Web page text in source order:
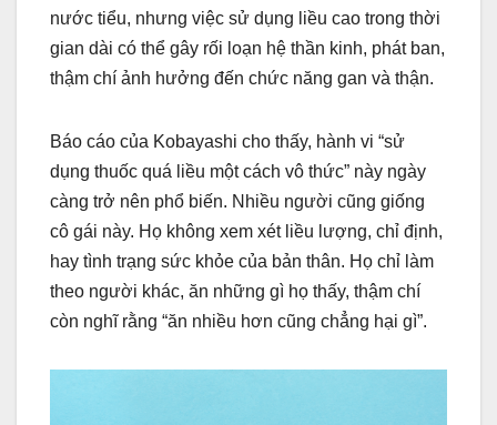
nước tiểu, nhưng việc sử dụng liều cao trong thời
gian dài có thể gây rối loạn hệ thần kinh, phát ban,
thậm chí ảnh hưởng đến chức năng gan và thận.
Báo cáo của Kobayashi cho thấy, hành vi “sử
dụng thuốc quá liều một cách vô thức” này ngày
càng trở nên phổ biến. Nhiều người cũng giống
cô gái này. Họ không xem xét liều lượng, chỉ định,
hay tình trạng sức khỏe của bản thân. Họ chỉ làm
theo người khác, ăn những gì họ thấy, thậm chí
còn nghĩ rằng “ăn nhiều hơn cũng chẳng hại gì”.